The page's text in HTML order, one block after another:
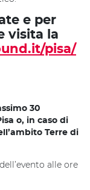
e per
visita la
pisa/
30
o, in caso di
Terre di
alle ore